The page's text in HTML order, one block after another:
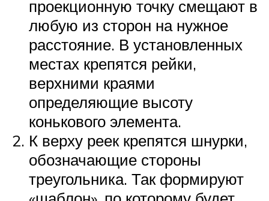
проекционную точку смещают в
любую из сторон на нужное
расстояние. В установленных
местах крепятся рейки,
верхними краями
определяющие высоту
конькового элемента.
К верху реек крепятся шнурки,
обозначающие стороны
треугольника. Так формируют